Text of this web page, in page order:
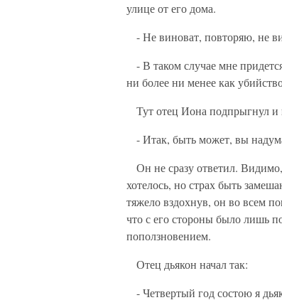
улице от его дома.
- Не виноват, повторяю, не
- В таком случае мне
ни более ни менее как
Тут отец Иона подпрыгнул и
- Итак, быть может, вы
Он не сразу ответил.
хотелось, но страх быть
тяжело вздохнув, он во всем
что с его стороны было лишь
поползновением.
Отец дьякон начал так:
- Четвертый год состою я